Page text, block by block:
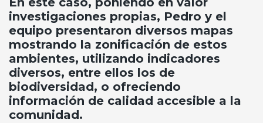
investigaciones propias, Pedro y el
equipo presentaron diversos mapas
mostrando la zonificación de estos
ambientes, utilizando indicadores
diversos, entre ellos los de
biodiversidad, o ofreciendo
información de calidad accesible a la
comunidad.